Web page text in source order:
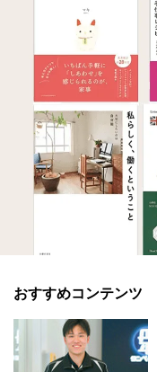
おすすめコンテンツ